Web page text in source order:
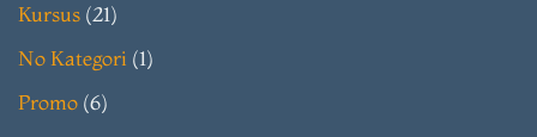
Kursus (21)
No Kategori (1)
Promo (6)